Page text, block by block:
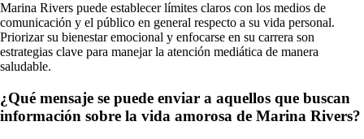
Marina Rivers puede establecer límites claros con los medios de
comunicación y el público en general respecto a su vida personal.
Priorizar su bienestar emocional y enfocarse en su carrera son
estrategias clave para manejar la atención mediática de manera
saludable.
¿Qué mensaje se puede enviar a aquellos que buscan
información sobre la vida amorosa de Marina Rivers?